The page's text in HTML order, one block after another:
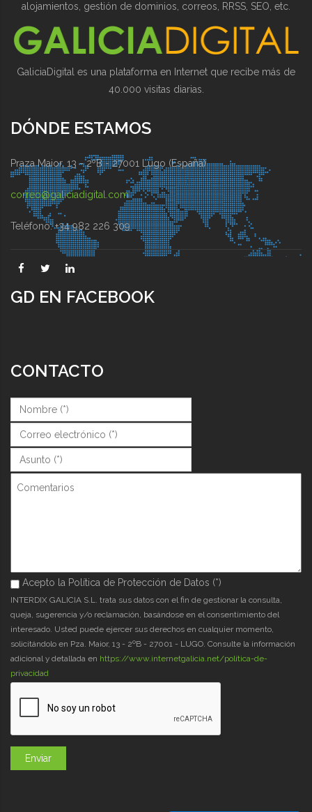
alojamientos, gestión de dominios, correos, RRSS, SEO, etc.
GaliciaDigital es una plataforma en Internet que recibe más de
40.000 visitas diarias.
DÓNDE ESTAMOS
Praza Maior, 13 - 2ºB - 27001 Lugo (España)
correo@galiciadigital.com
Teléfono: +34 982 226 309
GD EN FACEBOOK
CONTACTO
Nombre (*)*
Correo (*)*
Asunto (*)*
Comentarios
Acepto la Política de Protección de Datos (*)
Acepto la Política de Protección de Datos (*)
INTERDIX GALICIA S.L. trata sus datos con el fin de gestionar la consulta,
queja, sugerencia y/o reclamación, basándose en el consentimiento del
interesado. Usted puede ejercer sus derechos en cualquier momento,
solicitándolo en Pza. Maior, 13 - 2ºB - 27001 - LUGO. Consulte la información
adicional y detallada en https://www.internetgalicia.net/política-de-
privacidad